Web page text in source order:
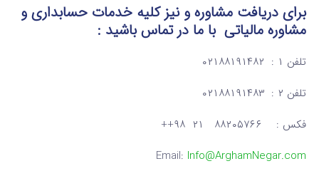
برای دریافت مشاوره و نیز کلیه خدمات حسابداری و
مشاوره مالیاتیبا ما در تماسباشید :
تلفن ۱ : ۰۲۱۸۸۱۹۱۴۸۲
تلفن ۲ : ۰۲۱۸۸۱۹۱۴۸۳
فکس : ۸۸۲۰۵۷۶۶ ۲۱ ۹۸++
Email: Info@ArghamNegar.com